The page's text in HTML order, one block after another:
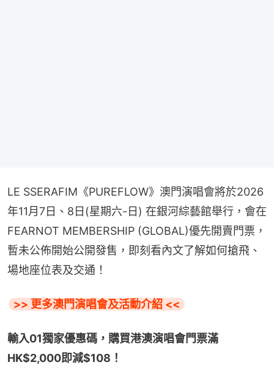
LE SSERAFIM《PUREFLOW》澳門演唱會將於2026
年11月7日、8日(星期六-日) 在銀河綜藝館舉行，會在
FEARNOT MEMBERSHIP (GLOBAL)優先開賣門票，
暫未公佈開始公開發售，即刻看內文了解如何搶飛、
場地座位表及交通！
>> 更多澳門演唱會及活動介紹 <<
輸入01獨家優惠碼，購買港澳演唱會門票滿
HK$2,000即減$108！